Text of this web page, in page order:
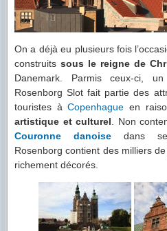
On a déjà eu plusieurs fois
construits sous le reigne de
Danemark. Parmis ceux-ci,
Rosenborg Slot fait partie des
touristes àCopenhague en
artistique et culturel . Non
Couronne danoise dans
Rosenborg contient des milliers
richement décorés.